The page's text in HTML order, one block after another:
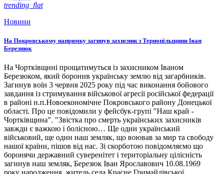
trending_flat
Новини
На Покровському напрямку загинув захисник з Тернопільщини Іван
Березнюк
На Чортківщині прощатимуться із захисником Іваном
Березюком, який боронив українську землю від загарбників.
Загинув воїн 3 червня 2025 року під час виконання бойового
завдання із стримування військової агресії російської федерації
в районі н.п.Новоекономічне Покровського району Донецької
області. Про це повідомили у фейсбук-групі "Наш край -
Чортківщина". "Звістка про смерть українських захисників
завжди є важкою і болісною… Ще один український
військовий, ще один наш земляк, що воював за мир та свободу
нашої країни, пішов від нас. Зі скорботою повідомляємо що
боронячи державний суверенітет і територіальну цілісність
загинув наш земляк, Березюк Іван Ярославович 10.08.1969